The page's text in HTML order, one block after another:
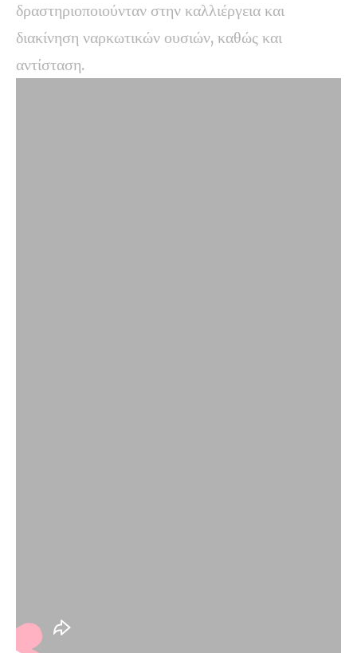
δραστηριοποιούνταν στην καλλιέργεια και
διακίνηση ναρκωτικών ουσιών, καθώς και
αντίσταση.